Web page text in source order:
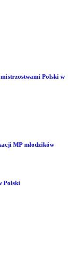
Polski w
MP młodzików
Polski